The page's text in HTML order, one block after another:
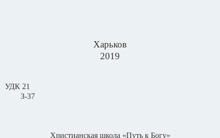
Харьков
2019
УДК 21
З-37
Христианская школа «Путь к Богу»